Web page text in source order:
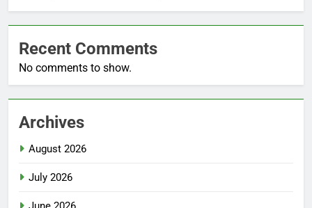
Recent Comments
No comments to show.
Archives
August 2026
July 2026